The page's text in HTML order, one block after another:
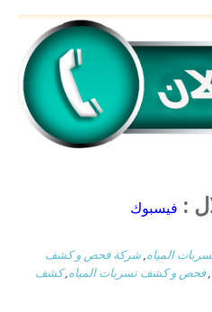
: فيسبوك
المياه,شركة فحص و كشف
,فحص و كشف تسربات المياه,كشف